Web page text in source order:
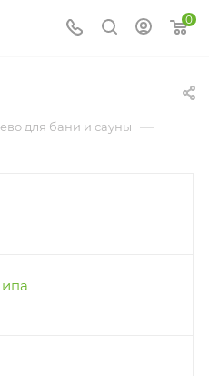
0
для бани и сауны —